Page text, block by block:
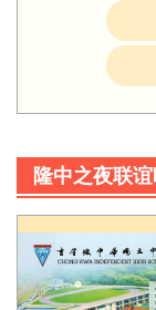
隆中之夜联